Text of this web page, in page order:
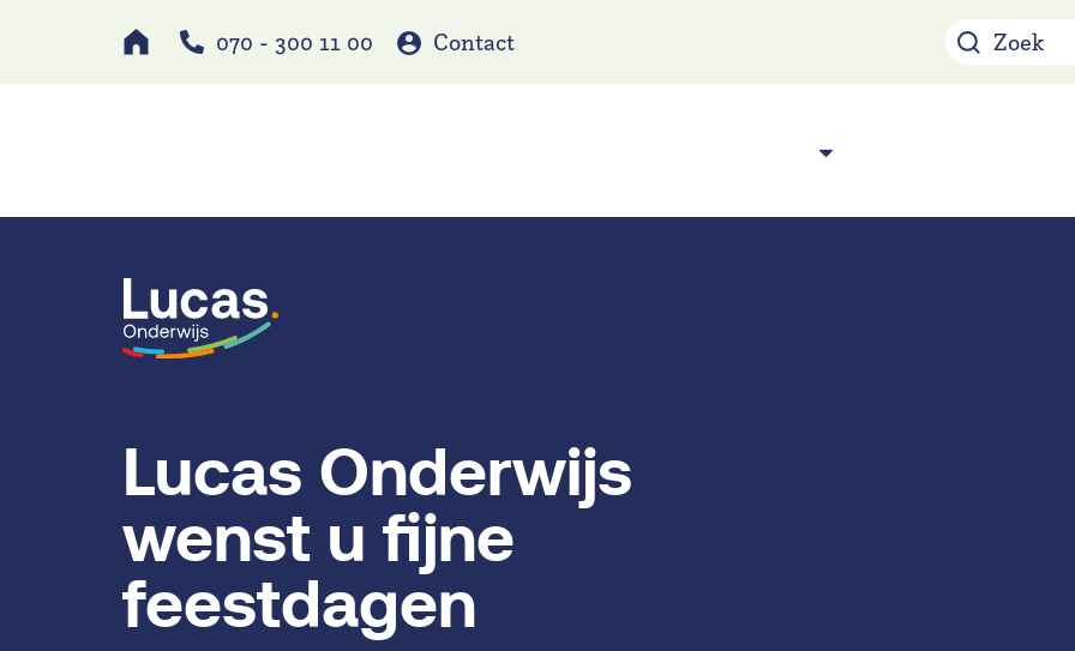
070 - 300 11 00 Contact
Lucas Onderwijs
wenst u fijne
feestdagen